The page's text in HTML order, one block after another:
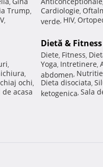
,
Trump,
,
,
,
ochi,
acasa
,
Cardiologie,
verde, HIV,
Dietă & Fitness
Diete, Fitness,
Yoga, Intretinere,
abdomen, Nutritie
Dieta disociata,
ketogenica, Sala